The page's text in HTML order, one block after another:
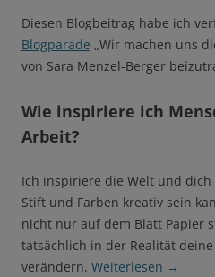
Diesen Blogbeitrag habe ich
Blogparade „Wir machen uns
von Sara Menzel-Berger
Wie inspiriere ich
Arbeit?
Ich inspiriere die Welt und
Stift und Farben kreativ sein
nicht nur auf dem Blatt Papier
tatsächlich in der Realität
verändern. Weiterlesen →